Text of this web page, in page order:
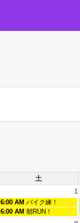
土
1
6:00 AM バイク練！
6:00 AM 朝RUN！